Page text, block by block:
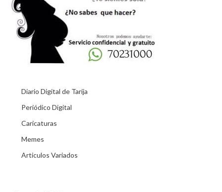
Diario Digital de Tarija
Periódico Digital
Caricaturas
Memes
Articulos Variados